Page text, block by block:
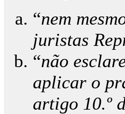
“nem
juristas
“não
aplicar o
artigo 10.º